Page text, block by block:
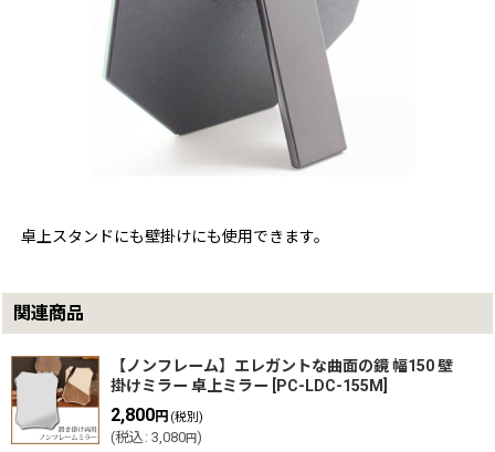
卓上スタンドにも壁掛けにも使用できます。
関連商品
【ノンフレーム】エレガントな曲面の鏡 幅150 壁
掛けミラー 卓上ミラー
PC-LDC-155M
2,800円 (税別)
(税込 : 3,080円)